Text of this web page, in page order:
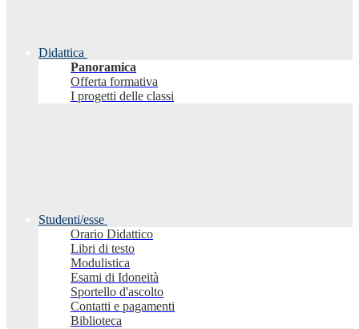
Didattica
Panoramica
Offerta formativa
I progetti delle classi
Studenti/esse
Orario Didattico
Libri di testo
Modulistica
Esami di Idoneità
Sportello d'ascolto
Contatti e pagamenti
Biblioteca